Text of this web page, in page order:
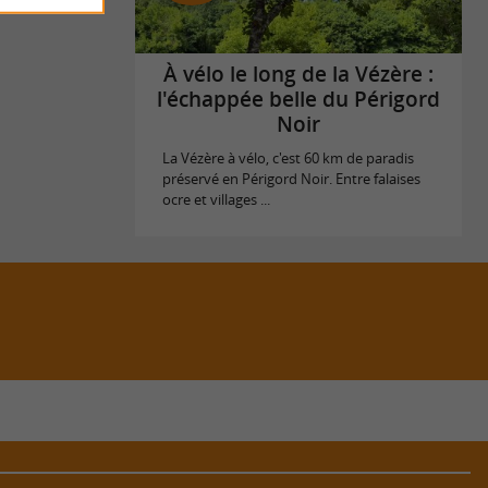
À vélo le long de la Vézère :
l'échappée belle du Périgord
Noir
La Vézère à vélo, c'est 60 km de paradis
préservé en Périgord Noir. Entre falaises
ocre et villages ...